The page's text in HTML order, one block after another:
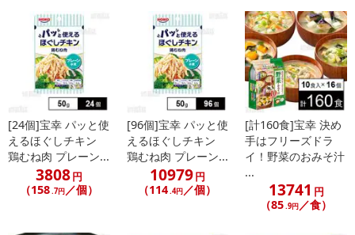
こちらの情報は2026-07-09 14:13:35.0での情報となります。
[24個]宝幸 パッと使
えるほぐしチキン
鶏むね肉 プレーン...
3808円
（158.7円／個）
[96個]宝幸 パッと使
えるほぐしチキン
鶏むね肉 プレーン...
10979円
（114.4円 ／個）
[計160食]宝幸 決め
手はフリーズドラ
イ！野菜のおみそ汁
...
13741 円
（85.9円 ／食）